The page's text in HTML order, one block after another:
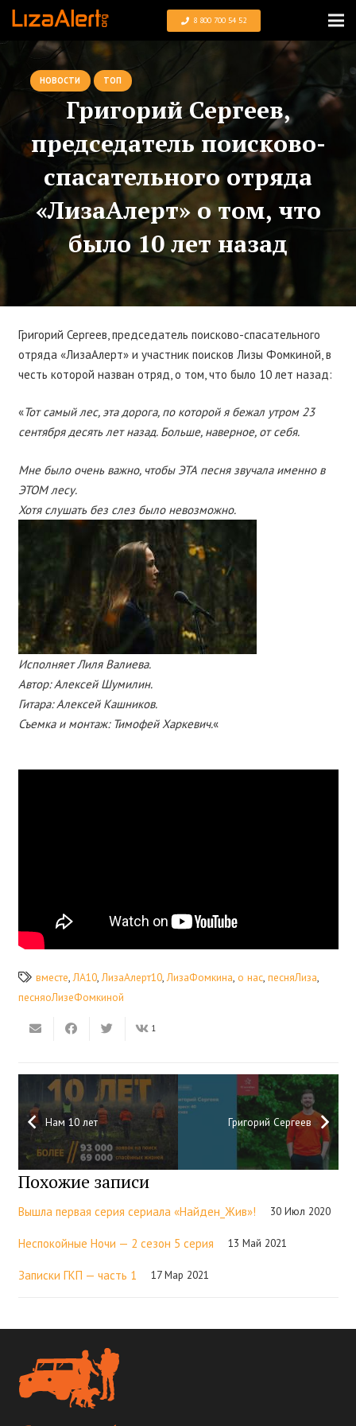
8 800 700 54 52
НОВОСТИ ТОП
Григорий Сергеев,
председатель поисково-
спасательного отряда
«ЛизаАлерт» о том, что
было 10 лет назад
Григорий Сергеев, председатель поисково-спасательного
отряда «ЛизаАлерт» и участник поисков Лизы Фомкиной, в
честь которой назван отряд, о том, что было 10 лет назад:
«Тот самый лес, эта дорога, по которой я бежал утром 23
сентября десять лет назад. Больше, наверное, от себя.
Мне было очень важно, чтобы ЭТА песня звучала именно в
ЭТОМ лесу.
Хотя слушать без слез было невозможно.
Исполняет Лиля Валиева.
Автор: Алексей Шумилин.
Гитара: Алексей Кашников.
Съемка и монтаж: Тимофей Харкевич.«
вместе,ЛА10,ЛизаАлерт10,ЛизаФомкина, о нас, песняЛиза,
песняоЛизеФомкиной
1
Нам 10 лет Григорий Сергеев
Похожие записи
Вышла первая серия сериала «Найден_Жив»! 30 Июл 2020
Неспокойные Ночи — 2 сезон 5 серия 13 Май 2021
Записки ГКП — часть 1 17 Мар 2021